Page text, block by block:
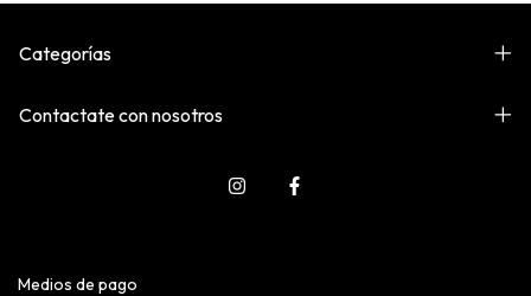
Categorías
Contactate con nosotros
Medios de pago